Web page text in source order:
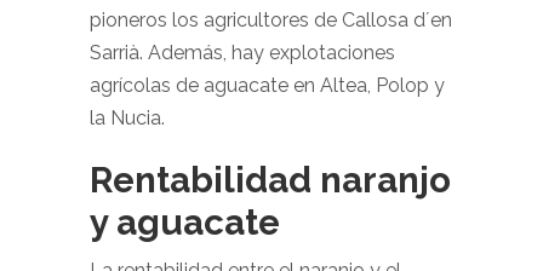
pioneros los agricultores de Callosa d´en
Sarrià. Además, hay explotaciones
agrícolas de aguacate en Altea, Polop y
la Nucia.
Rentabilidad naranjo
y aguacate